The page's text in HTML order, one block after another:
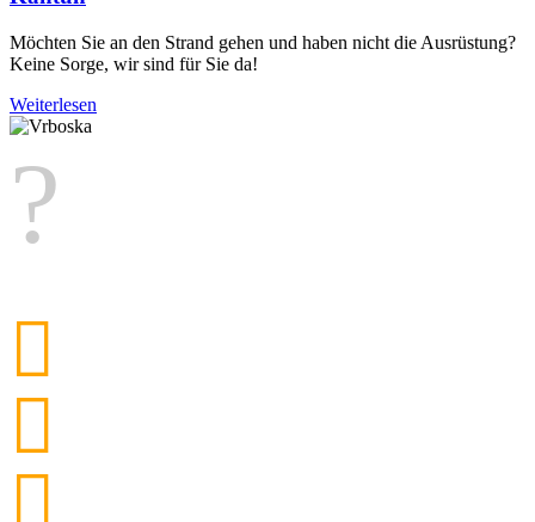
Möchten Sie an den Strand gehen und haben nicht die Ausrüstung?
Keine Sorge, wir sind für Sie da!
Weiterlesen